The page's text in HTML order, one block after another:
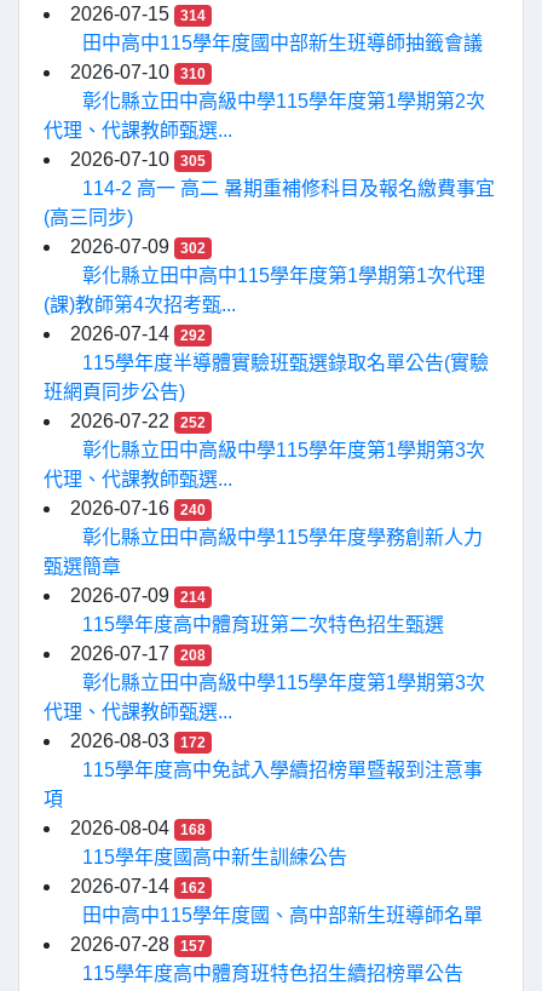
2026-07-15 314
田中高中115學年度國中部新生班導師抽籤會議
2026-07-10
310
彰化縣立田中高級中學115學年度第1學期第2次
代理、代課教師甄選...
2026-07-10
305
114-2 高一 高二 暑期重補修科目及報名繳費事宜
(高三同步)
2026-07-09
302
彰化縣立田中高中115學年度第1學期第1次代理
(課)教師第4次招考甄...
2026-07-14
292
115學年度半導體實驗班甄選錄取名單公告(實驗
班網頁同步公告)
2026-07-22
252
彰化縣立田中高級中學115學年度第1學期第3次
代理、代課教師甄選...
2026-07-16
240
彰化縣立田中高級中學115學年度學務創新人力
甄選簡章
2026-07-09
214
115學年度高中體育班第二次特色招生甄選
2026-07-17
208
彰化縣立田中高級中學115學年度第1學期第3次
代理、代課教師甄選...
2026-08-03
172
115學年度高中免試入學續招榜單暨報到注意事
項
2026-08-04
168
115學年度國高中新生訓練公告
2026-07-14
162
田中高中115學年度國、高中部新生班導師名單
2026-07-28
157
115學年度高中體育班特色招生續招榜單公告